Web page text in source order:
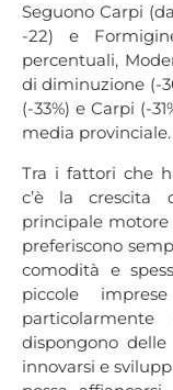
Seguono Carpi
-22) e
percentuali,
di diminuzione (-
(-33%) e Carpi (-
media provinciale.
Tra i fattori che
c’è la crescita
principale
preferiscono
comodità e
piccole
dispongono
innovarsi e